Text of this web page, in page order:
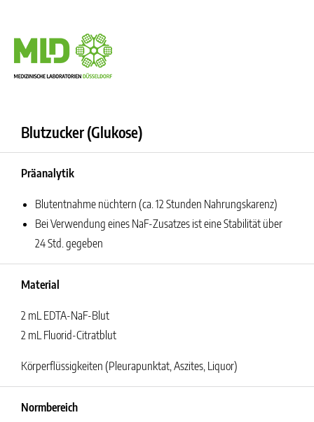
Blutzucker (Glukose)
Präanalytik
Blutentnahme nüchtern (ca. 12 Stunden Nahrungskarenz)
Bei Verwendung eines NaF-Zusatzes ist eine Stabilität über
24 Std. gegeben
Material
2 mL EDTA-NaF-Blut
2 mL Fluorid-Citratblut
Körperflüssigkeiten (Pleurapunktat, Aszites, Liquor)
Normbereich